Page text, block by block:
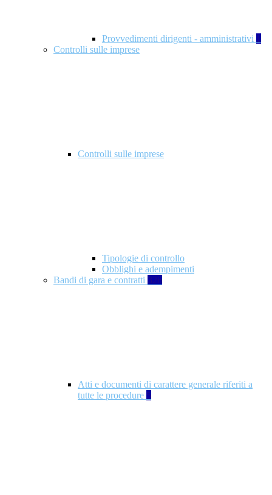
Provvedimenti dirigenti - amministrativi 1
Controlli sulle imprese
Controlli sulle imprese
Tipologie di controllo
Obblighi e adempimenti
Bandi di gara e contratti 326
Atti e documenti di carattere generale riferiti a
tutte le procedure 5